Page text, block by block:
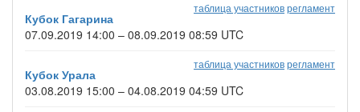
таблица участниковрегламент
Кубок Гагарина
07.09.2019 14:00 – 08.09.2019 08:59 UTC
таблица участниковрегламент
Кубок Урала
03.08.2019 15:00 – 04.08.2019 04:59 UTC